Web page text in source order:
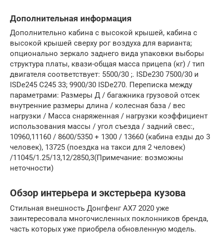
Дополнительная информация
Дополнительно кабина с высокой крышей, кабина с
высокой крышей сверху рог воздуха для варианта;
опционально зеркало заднего вида упаковки выборы
структура платы, квази-общая масса прицепа (кг) / тип
двигателя соответствует: 5500/30 ;. ISDe230 7500/30 и
ISDe245 C245 33; 9900/30 ISDe270. Переписка между
параметрами: Размеры Д / багажника грузовой отсек
внутренние размеры длина / колесная база / вес
нагрузки / Масса снаряженная / нагрузки коэффициент
использования массы / угол съезда / задний свес:,
10960,11160 / 8600/5350 + 1300 / 13660 (кабина езды до 3
человек), 13725 (поездка на такси для 2 человек)
/11045/1.25/13,12/2850,3(Примечание: возможны
неточности)
Обзор интерьера и экстерьера кузова
Стильная внешность Донгфенг АХ7 2020 уже
заинтересовала многочисленных поклонников бренда,
часть которых уже приобрела обновленную модель.